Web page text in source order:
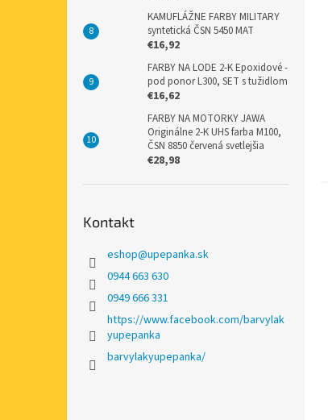
KAMUFLÁŽNE FARBY MILITARY
syntetická ČSN 5450 MAT
€16,92
FARBY NA LODE 2-K Epoxidové -
pod ponor L300, SET s tužidlom
€16,62
FARBY NA MOTORKY JAWA
Originálne 2-K UHS farba M100,
ČSN 8850 červená svetlejšia
€28,98
Kontakt
eshop@upepanka.sk
0944 663 630
0949 666 331
https://www.facebook.com/barvylak
yupepanka
barvylakyupepanka/